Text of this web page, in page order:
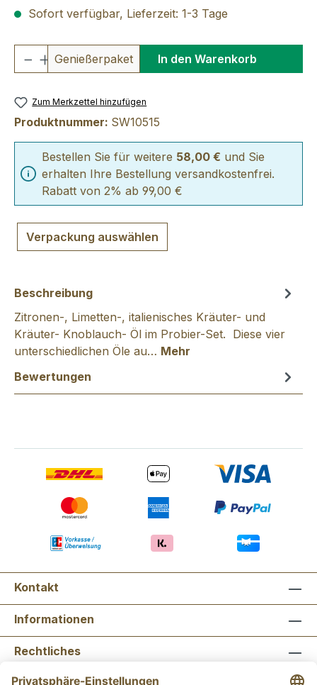
Sofort verfügbar, Lieferzeit: 1-3 Tage
Produkt Anzahl: Gib den
Genießerpaket In den Warenkorb
Zum Merkzettel hinzufügen
Produktnummer: SW10515
Bestellen Sie für weitere 58,00 € und Sie
erhalten Ihre Bestellung versandkostenfrei.
Rabatt von 2% ab 99,00 €
Verpackung auswählen
Beschreibung
Zitronen-, Limetten-, italienisches Kräuter- und
Kräuter- Knoblauch- Öl im Probier-Set. Diese vier
unterschiedlichen Öle au… Mehr
Bewertungen
Kontakt
Informationen
Rechtliches